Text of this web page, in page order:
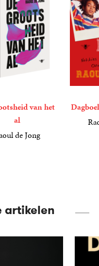
van het
al
de Jong
artikelen